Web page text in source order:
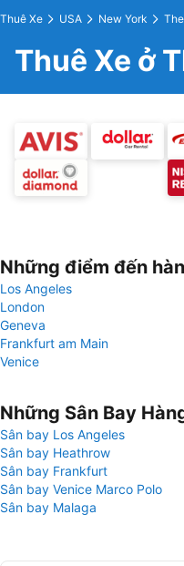
Thuê Xe USA New York
Thuê Xe ở
Những điểm đến
Los Angeles
London
Geneva
Frankfurt am Main
Venice
Những Sân Bay
Sân bay Los Angeles
Sân bay Heathrow
Sân bay Frankfurt
Sân bay Venice Marco Polo
Sân bay Malaga